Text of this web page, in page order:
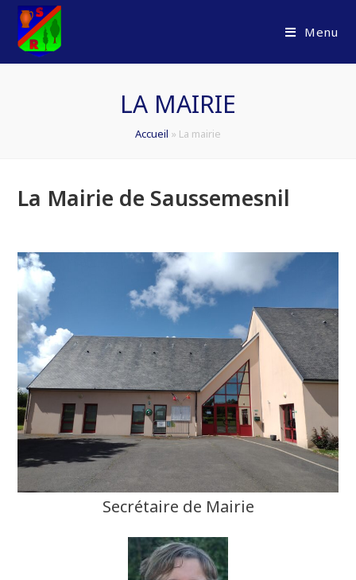
Skip
content
Menu
LA MAIRIE
Accueil » La mairie
La Mairie de Saussemesnil
Secrétaire de Mairie